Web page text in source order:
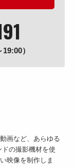
）
画など、あらゆる
の撮影機材を使
映像を制作しま